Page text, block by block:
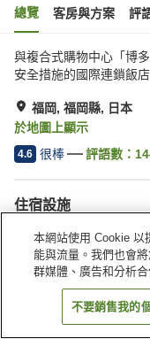
總覽 客房與方案 評
與複合式購物中心「博
安全措施的國際連鎖飯店
福岡, 福岡縣, 日本
於地圖上顯示
4.6 很棒 評語數：
住宿設施
三溫暖
健身房
本網站使用 Cookie 以
能與流量。我們也會
群媒體、廣告和分析合
不要銷售我的